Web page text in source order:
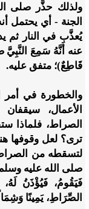
ولذلك حذَّر صلى
الجنة - أي يحتمل
يُعذَّب في النار
عنه أَنَّهُ سَمِعَ النَّبِيَّ
قَاطِعٌ)؛ متفق عليه.
والخطورة في أمر
الأعمال،
الصراط، فلماذا
ترى؟ لعل وقوفها
لتسقطه من
صلى الله عليه
فَيَقُومُ، فَيُؤْذَنُ
الصِّرَاطِ، يَمِينًا